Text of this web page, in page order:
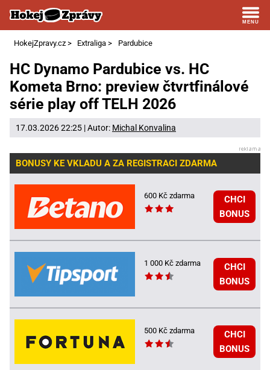
HokejZpravy.cz > Extraliga > Pardubice
HC Dynamo Pardubice vs. HC
Kometa Brno: preview čtvrtfinálové
série play off TELH 2026
17.03.2026 22:25 | Autor: Michal Konvalina
BONUSY KE VKLADU A ZA REGISTRACI ZDARMA
600 Kč zdarma
CHCI
BONUS
1 000 Kč zdarma
CHCI
BONUS
500 Kč zdarma
CHCI
BONUS